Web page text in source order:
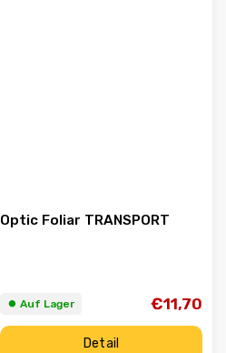
Optic Foliar TRANSPORT
⏺︎ Auf Lager €11,70
Detail